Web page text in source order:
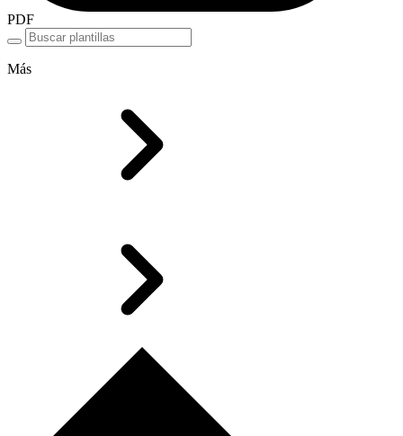
PDF
Más